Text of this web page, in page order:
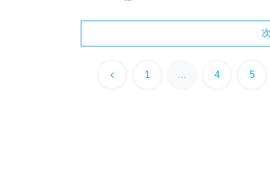
前 1 … 4 5